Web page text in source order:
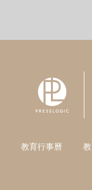
教育行事曆